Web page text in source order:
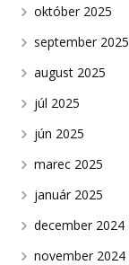
október 2025
september 2025
august 2025
júl 2025
jún 2025
marec 2025
január 2025
december 2024
november 2024